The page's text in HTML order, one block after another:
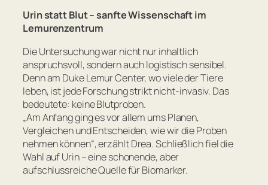
Urin statt Blut – sanfte Wissenschaft im
Lemurenzentrum
Die Untersuchung war nicht nur inhaltlich
anspruchsvoll, sondern auch logistisch sensibel.
Denn am Duke Lemur Center, wo viele der Tiere
leben, ist jede Forschung strikt nicht-invasiv. Das
bedeutete: keine Blutproben.
„Am Anfang ging es vor allem ums Planen,
Vergleichen und Entscheiden, wie wir die Proben
nehmen können“, erzählt Drea. Schließlich fiel die
Wahl auf Urin – eine schonende, aber
aufschlussreiche Quelle für Biomarker.